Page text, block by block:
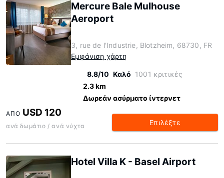
Mercure Bale Mulhouse
Aeroport
3, rue de l'Industrie, Blotzheim, 68730, FR
Εμφάνιση χάρτη
8.8/10 Καλό 1001 κριτικές
2.3 km
Δωρεάν ασύρματο ίντερνετ
ΑΠΌ USD 120
ανά δωμάτιο / ανά νύχτα Επιλέξτε
Hotel Villa K - Basel Airport